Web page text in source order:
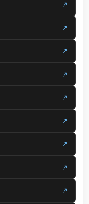
↗
↗
↗
↗
↗
↗
↗
↗
↗